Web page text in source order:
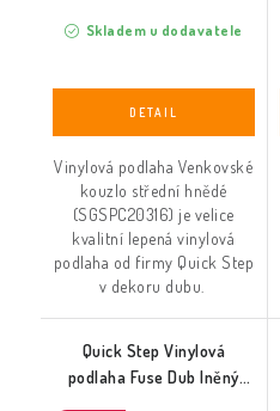
Skladem u dodavatele
Vinylová podlaha Venkovské
kouzlo střední hnědé
(SGSPC20316) je velice
kvalitní lepená vinylová
podlaha od firmy Quick Step
v dekoru dubu.
Quick Step Vinylová
podlaha Fuse Dub lněný